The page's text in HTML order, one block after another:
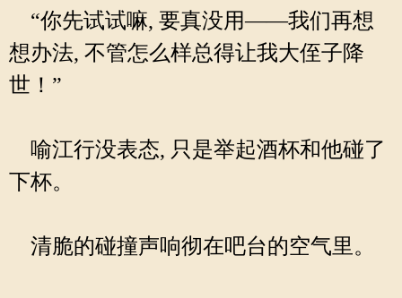
“你先试试嘛, 要真没用——我们再想
想办法, 不管怎么样总得让我大侄子降
世！”
喻江行没表态, 只是举起酒杯和他碰了
下杯。
清脆的碰撞声响彻在吧台的空气里。